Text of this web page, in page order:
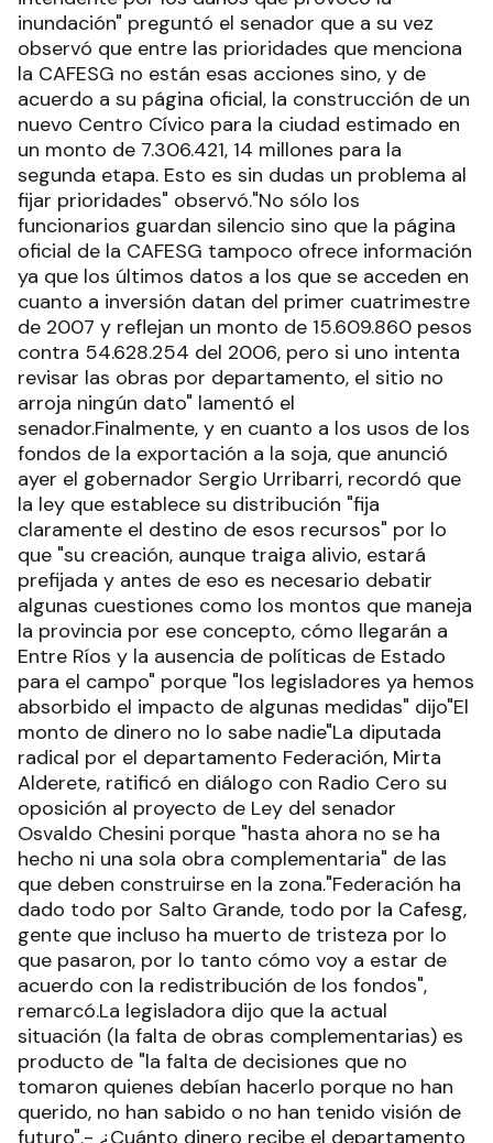
inundación" preguntó el senador que a su vez
observó que entre las prioridades que menciona
la CAFESG no están esas acciones sino, y de
acuerdo a su página oficial, la construcción de un
nuevo Centro Cívico para la ciudad estimado en
un monto de 7.306.421, 14 millones para la
segunda etapa. Esto es sin dudas un problema al
fijar prioridades" observó."No sólo los
funcionarios guardan silencio sino que la página
oficial de la CAFESG tampoco ofrece información
ya que los últimos datos a los que se acceden en
cuanto a inversión datan del primer cuatrimestre
de 2007 y reflejan un monto de 15.609.860 pesos
contra 54.628.254 del 2006, pero si uno intenta
revisar las obras por departamento, el sitio no
arroja ningún dato" lamentó el
senador.Finalmente, y en cuanto a los usos de los
fondos de la exportación a la soja, que anunció
ayer el gobernador Sergio Urribarri, recordó que
la ley que establece su distribución "fija
claramente el destino de esos recursos" por lo
que "su creación, aunque traiga alivio, estará
prefijada y antes de eso es necesario debatir
algunas cuestiones como los montos que maneja
la provincia por ese concepto, cómo llegarán a
Entre Ríos y la ausencia de políticas de Estado
para el campo" porque "los legisladores ya hemos
absorbido el impacto de algunas medidas" dijo"El
monto de dinero no lo sabe nadie"La diputada
radical por el departamento Federación, Mirta
Alderete, ratificó en diálogo con Radio Cero su
oposición al proyecto de Ley del senador
Osvaldo Chesini porque "hasta ahora no se ha
hecho ni una sola obra complementaria" de las
que deben construirse en la zona."Federación ha
dado todo por Salto Grande, todo por la Cafesg,
gente que incluso ha muerto de tristeza por lo
que pasaron, por lo tanto cómo voy a estar de
acuerdo con la redistribución de los fondos",
remarcó.La legisladora dijo que la actual
situación (la falta de obras complementarias) es
producto de "la falta de decisiones que no
tomaron quienes debían hacerlo porque no han
querido, no han sabido o no han tenido visión de
futuro".- ¿Cuánto dinero recibe el departamento